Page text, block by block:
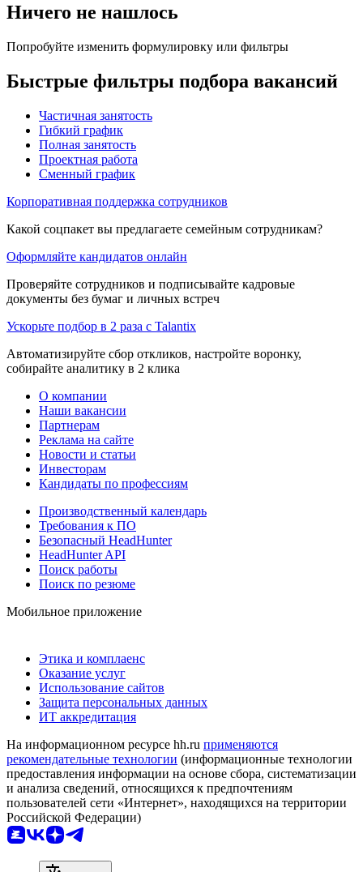
Ничего не нашлось
Попробуйте изменить формулировку или фильтры
Быстрые фильтры подбора вакансий
Частичная занятость
Гибкий график
Полная занятость
Проектная работа
Сменный график
Корпоративная поддержка сотрудников
Какой соцпакет вы предлагаете семейным сотрудникам?
Оформляйте кандидатов онлайн
Проверяйте сотрудников и подписывайте кадровые
документы без бумаг и личных встреч
Ускорьте подбор в 2 раза с Talantix
Автоматизируйте сбор откликов, настройте воронку,
собирайте аналитику в 2 клика
О компании
Наши вакансии
Партнерам
Реклама на сайте
Новости и статьи
Инвесторам
Кандидаты по профессиям
Производственный календарь
Требования к ПО
Безопасный HeadHunter
HeadHunter API
Поиск работы
Поиск по резюме
Мобильное приложение
Этика и комплаенс
Оказание услуг
Использование сайтов
Защита персональных данных
ИТ аккредитация
На информационном ресурсе hh.ru применяются
рекомендательные технологии (информационные технологии
предоставления информации на основе сбора, систематизации
и анализа сведений, относящихся к предпочтениям
пользователей сети «Интернет», находящихся на территории
Российской Федерации)